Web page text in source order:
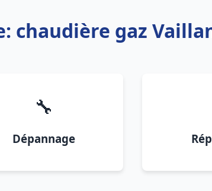
chaudière gaz
🔧
Dépannage